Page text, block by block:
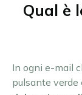
Qual è
In ogni e-mail
pulsante